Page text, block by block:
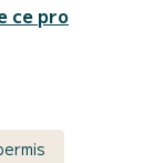
ce pro